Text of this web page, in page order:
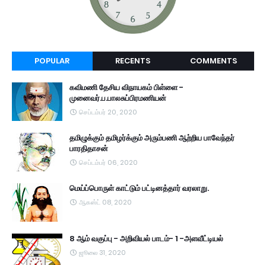
POPULAR RECENTS COMMENTS
கவிமணி தேசிய விநாயகம் பிள்ளை -
முனைவர்.ப.பாலசுப்பிரமணியன்
செப்டம்பர் 20, 2020
தமிழுக்கும் தமிழர்க்கும் அரும்பணி ஆற்றிய பாவேந்தர்
பாரதிதாசன்
செப்டம்பர் 06, 2020
மெய்ப்பொருள் காட்டும் பட்டினத்தார் வரலாறு.
ஆகஸ்ட் 08, 2020
8 ஆம் வகுப்பு - அறிவியல் பாடம்- 1 -அளவீட்டியல்
ஜூலை 31, 2020